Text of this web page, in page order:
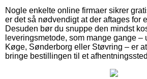
Nogle enkelte online firmaer sikrer
er det så nødvendigt at der aftages for
Desuden bør du snuppe den mindst
leveringsmetode, som mange gange –
Køge, Sønderborg eller Støvring – er
bringe bestillingen til et